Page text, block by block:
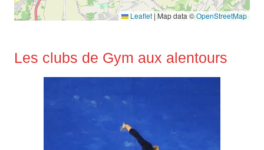
Leaflet | Map data ©OpenStreetMap
Les clubs de Gym aux alentours